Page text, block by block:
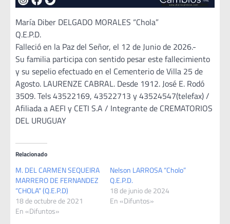
María Diber DELGADO MORALES “Chola”
Q.E.P.D.
Falleció en la Paz del Señor, el 12 de Junio de 2026.-
Su familia participa con sentido pesar este fallecimiento
y su sepelio efectuado en el Cementerio de Villa 25 de
Agosto. LAURENZE CABRAL. Desde 1912. José E. Rodó
3509. Tels 43522169, 43522713 y 43524547(telefax) /
Afiliada a AEFI y CETI S.A / Integrante de CREMATORIOS
DEL URUGUAY
Relacionado
M. DEL CARMEN SEQUEIRA
MARRERO DE FERNANDEZ
“CHOLA” (Q.E.P.D)
18 de octubre de 2021
En «Difuntos»
Nelson LARROSA “Cholo”
Q.E.P.D.
18 de junio de 2024
En «Difuntos»